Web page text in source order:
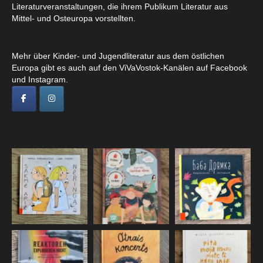
Literaturveranstaltungen, die ihrem Publikum Literatur aus
Mittel- und Osteuropa vorstellten.
Mehr über Kinder- und Jugendliteratur aus dem östlichen
Europa gibt es auch auf den ViVaVostok-Kanälen auf Facebook
und Instagram.